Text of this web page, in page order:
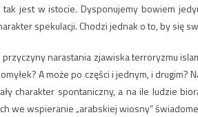
tak jest w istocie. Dysponujemy bowiem
spekulacji. Chodzi jednak o to, by się
przyczyny narastania zjawiska terroryzmu
A może po części i jednym, i
charakter spontaniczny, a na ile ludzie
we wspieranie „arabskiej wiosny”